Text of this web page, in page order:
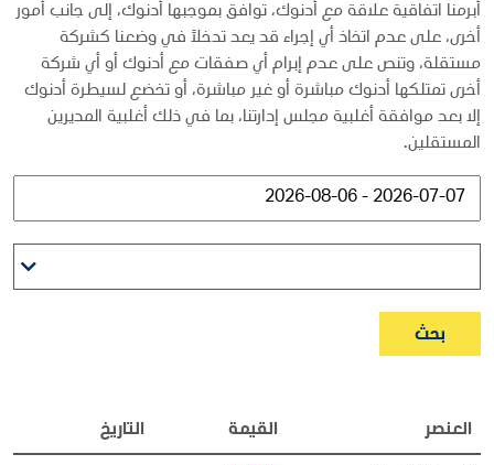
أبرمنا اتفاقية علاقة مع أدنوك، توافق بموجبها أدنوك، إلى جانب أمور
أخرى، على عدم اتخاذ أي إجراء قد يعد تدخلاً في وضعنا كشركة
مستقلة، وتنص على عدم إبرام أي صفقات مع أدنوك أو أي شركة
أخرى تمتلكها أدنوك مباشرة أو غير مباشرة، أو تخضع لسيطرة أدنوك
إلا بعد موافقة أغلبية مجلس إدارتنا، بما في ذلك أغلبية المديرين
المستقلين.
بحث
العنصر القيمة التاريخ